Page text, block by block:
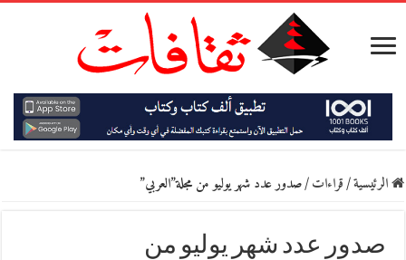
الرئيسية/قراءات/صدور عدد شهر يوليو من مجلة”العربي”
صدور عدد شهر يوليو من